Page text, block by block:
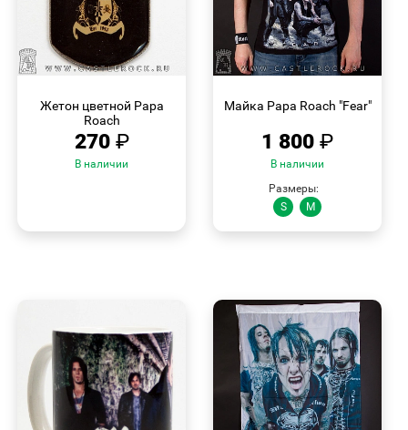
Жетон цветной Papa
Roach
270 ₽
В наличии
Майка Papa Roach "Fear"
1 800 ₽
В наличии
Размеры:
S
M